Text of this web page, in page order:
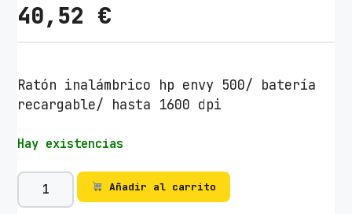
40,52 €
Ratón inalámbrico hp envy 500/ batería
recargable/ hasta 1600 dpi
Hay existencias
R
a
Añadir al carrito